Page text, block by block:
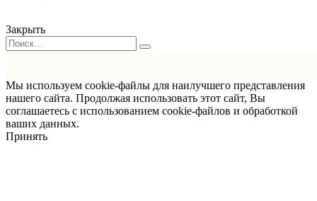
Закрыть
Мы используем cookie-файлы для наилучшего представления
нашего сайта. Продолжая использовать этот сайт, Вы
соглашаетесь с использованием cookie-файлов и обработкой
ваших данных.
Принять